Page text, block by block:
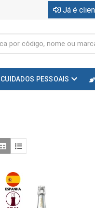
Já é
CUIDADOS PESSOAIS